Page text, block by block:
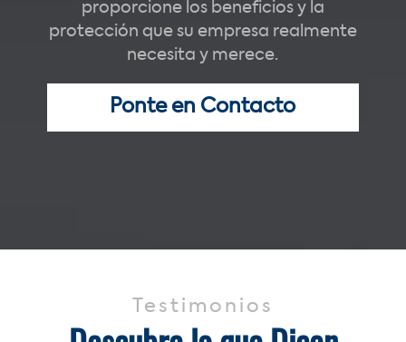
proporcione los beneficios y la
protección que su empresa realmente
necesita y merece.
Ponte en Contacto
Testimonios